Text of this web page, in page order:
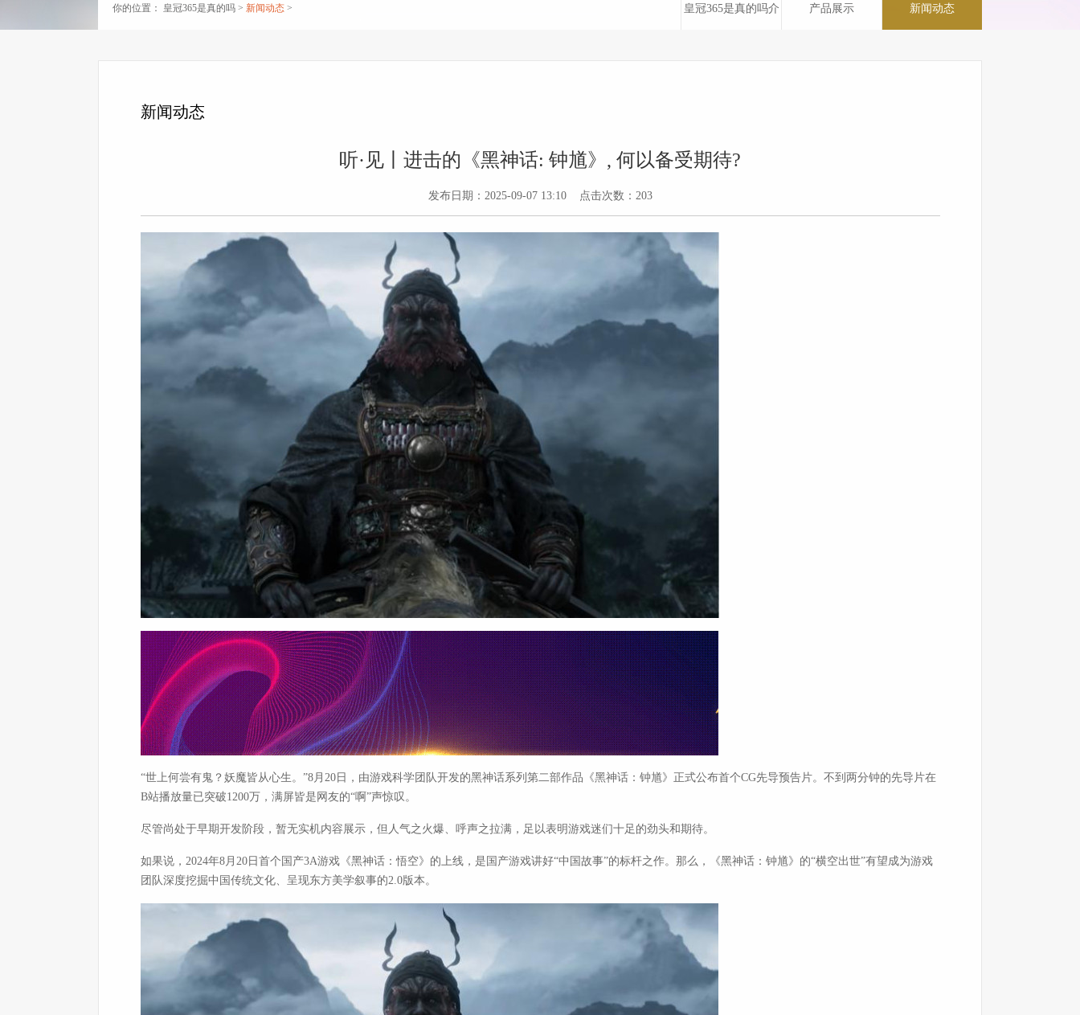
你的位置： 皇冠365是真的吗 > 新闻动态 > 皇冠365是真的吗介 产品展示 新闻动态
新闻动态
听·见丨进击的《黑神话: 钟馗》, 何以备受期待?
发布日期：2025-09-07 13:10 点击次数：203
“世上何尝有鬼？妖魔皆从心生。”8月20日，由游戏科学团队开发的黑神话系列第二部作品《黑神话：钟馗》正式公布首个CG先导预告片。不到两分钟的先导片在
B站播放量已突破1200万，满屏皆是网友的“啊”声惊叹。
尽管尚处于早期开发阶段，暂无实机内容展示，但人气之火爆、呼声之拉满，足以表明游戏迷们十足的劲头和期待。
如果说，2024年8月20日首个国产3A游戏《黑神话：悟空》的上线，是国产游戏讲好“中国故事”的标杆之作。那么，《黑神话：钟馗》的“横空出世”有望成为游戏
团队深度挖掘中国传统文化、呈现东方美学叙事的2.0版本。